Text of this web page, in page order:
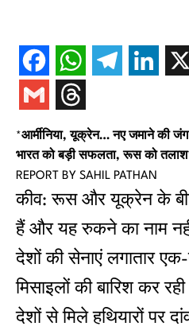
*आर्मीनिया, यूक्रेन… नए जमाने की जंग
भारत को बड़ी सफलता, रूस को तलाश
REPORT BY SAHIL PATHAN
कीव: रूस और यूक्रेन के
हैं और यह रुकने का नाम
देशों की सेनाएं लगातार
मिसाइलों की बारिश कर
देशों से मिले हथियारों पर